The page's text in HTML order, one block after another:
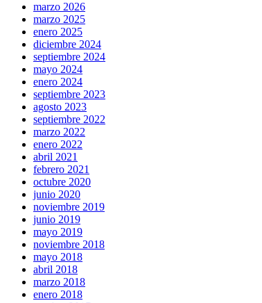
marzo 2026
marzo 2025
enero 2025
diciembre 2024
septiembre 2024
mayo 2024
enero 2024
septiembre 2023
agosto 2023
septiembre 2022
marzo 2022
enero 2022
abril 2021
febrero 2021
octubre 2020
junio 2020
noviembre 2019
junio 2019
mayo 2019
noviembre 2018
mayo 2018
abril 2018
marzo 2018
enero 2018